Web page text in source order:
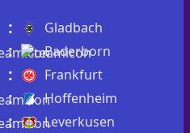
:
Gladbach
:
Paderborn
:
Frankfurt
:
Hoffenheim
: Leverkusen